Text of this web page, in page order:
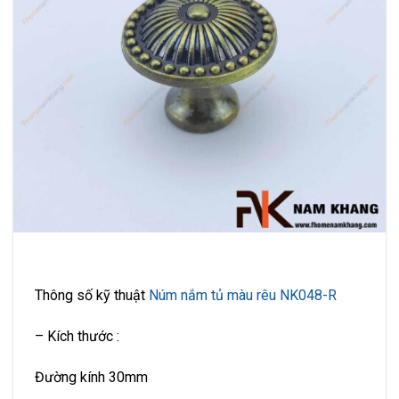
Thông số kỹ thuật Núm nắm tủ màu rêu NK048-R
– Kích thước :
Đường kính 30mm